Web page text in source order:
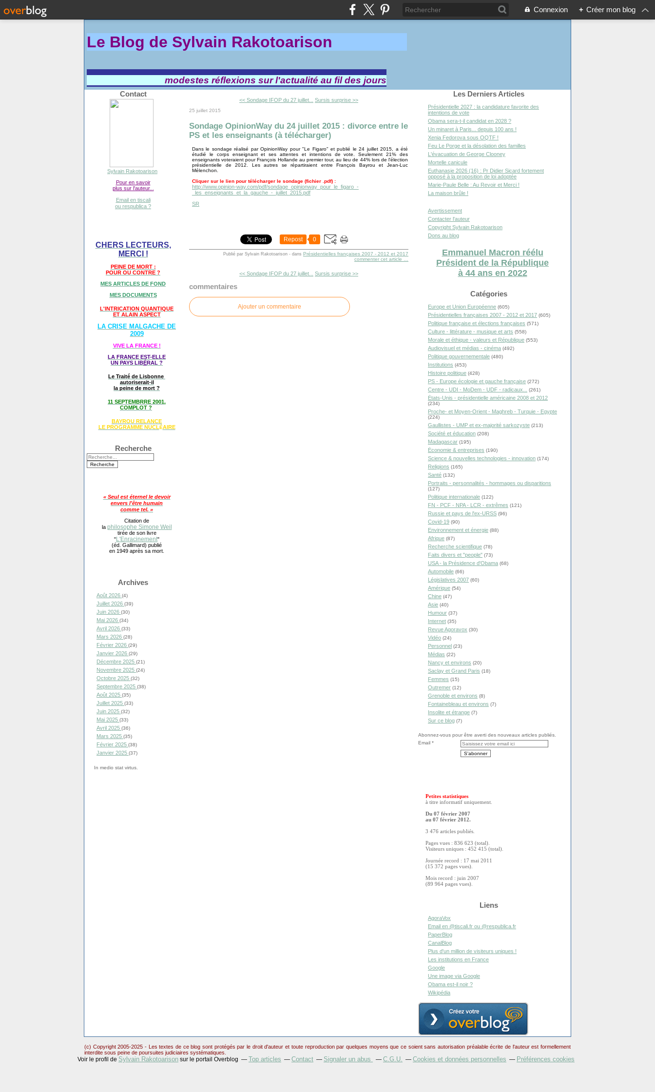
Connexion + Créer mon blog
Le Blog de Sylvain Rakotoarison
modestes réflexions sur l'actualité au fil des jours
Contact
Sylvain Rakotoarison
Pour en savoir
plus sur l'auteur...
Email en tiscali
ou respublica ?
CHERS LECTEURS,
MERCI !
PEINE DE MORT :
POUR OU CONTRE ?
MES ARTICLES DE FOND
MES DOCUMENTS
L'INTRICATION QUANTIQUE
ET ALAIN ASPECT
LA CRISE MALGACHE DE
2009
VIVE LA FRANCE !
LA FRANCE EST-ELLE
UN PAYS LIBÉRAL ?
Le Traité de Lisbonne
autoriserait-il
la peine de mort ?
11 SEPTEMBRRE 2001,
COMPLOT ?
BAYROU RELANCE
LE PROGRAMME NUCLÉAIRE
Recherche
« Seul est éternel le devoir
envers l'être humain
comme tel. »
Citation de
la philosophe Simone Weil
tirée de son livre
"L'Enracinement"
(éd. Gallimard) publié
en 1949 après sa mort.
Archives
Août 2026 (4)
Juillet 2026 (39)
Juin 2026 (30)
Mai 2026 (34)
Avril 2026 (33)
Mars 2026 (28)
Février 2026 (29)
Janvier 2026 (29)
Décembre 2025 (21)
Novembre 2025 (24)
Octobre 2025 (32)
Septembre 2025 (38)
Août 2025 (35)
Juillet 2025 (33)
Juin 2025 (32)
Mai 2025 (33)
Avril 2025 (36)
Mars 2025 (35)
Février 2025 (38)
Janvier 2025 (37)
In medio stat virtus.
<< Sondage IFOP du 27 juillet... Sursis surprise >>
25 juillet 2015
Sondage OpinionWay du 24 juillet 2015 : divorce entre le
PS et les enseignants (à télécharger)
Dans le sondage réalisé par OpinionWay pour "Le Figaro" et publié le 24 juillet 2015, a été
étudié le corps enseignant et ses attentes et intentions de vote. Seulement 21% des
enseignants voteraient pour François Hollande au premier tour, au lieu de 44% lors de l'élection
présidentielle de 2012. Les autres se répartiraient entre François Bayrou et Jean-Luc
Mélenchon.
Cliquer sur le lien pour télécharger le sondage (fichier .pdf) :
http://www.opinion-way.com/pdf/sondage_opinionway_pour_le_figaro_-
_les_enseignants_et_la_gauche_-_juillet_2015.pdf
SR
Repost 0
Publié par Sylvain Rakotoarison - dans Présidentielles françaises 2007 - 2012 et 2017
commenter cet article
<< Sondage IFOP du 27 juillet... Sursis surprise >>
commentaires
Ajouter un commentaire
Les Derniers Articles
Présidentielle 2027 : la candidature favorite des
intentions de vote
Obama sera-t-il candidat en 2028 ?
Un minaret à Paris... depuis 100 ans !
Xenia Fedorova sous OQTF !
Feu Le Porge et la désolation des familles
L'évacuation de George Clooney
Mortelle canicule
Euthanasie 2026 (16) : Pr Didier Sicard fortement
opposé à la proposition de loi adoptée
Marie-Paule Belle : Au Revoir et Merci !
La maison brûle !
Avertissement
Contacter l'auteur
Copyright Sylvain Rakotoarison
Dons au blog
Emmanuel Macron réélu
Président de la République
à 44 ans en 2022
Catégories
Europe et Union Européenne (605)
Présidentielles françaises 2007 - 2012 et 2017 (605)
Politique française et élections françaises (571)
Culture - littérature - musique et arts (558)
Morale et éthique - valeurs et République (553)
Audiovisuel et médias - cinéma (492)
Politique gouvernementale (480)
Institutions (453)
Histoire politique (428)
PS - Europe écologie et gauche française (272)
Centre - UDI - MoDem - UDF - radicaux... (261)
États-Unis - présidentielle américaine 2008 et 2012
(234)
Proche- et Moyen-Orient - Maghreb - Turquie - Egypte
(224)
Gaullistes - UMP et ex-majorité sarkozyste (213)
Société et éducation (208)
Madagascar (195)
Économie & entreprises (190)
Science & nouvelles technologies - innovation (174)
Religions (165)
Santé (132)
Portraits - personnalités - hommages ou disparitions
(127)
Politique internationale (122)
FN - PCF - NPA - LCR - extrêmes (121)
Russie et pays de l'ex-URSS (96)
Covid-19 (90)
Environnement et énergie (88)
Afrique (87)
Recherche scientifique (78)
Faits divers et "people" (73)
USA - la Présidence d'Obama (68)
Automobile (66)
Législatives 2007 (60)
Amérique (54)
Chine (47)
Asie (40)
Humour (37)
Internet (35)
Revue Agoravox (30)
Vidéo (24)
Personnel (23)
Médias (22)
Nancy et environs (20)
Saclay et Grand Paris (18)
Femmes (15)
Outremer (12)
Grenoble et environs (8)
Fontainebleau et environs (7)
Insolite et étrange (7)
Sur ce blog (7)
Abonnez-vous pour être averti des nouveaux articles publiés.
Email
Petites statistiques
à titre informatif uniquement.
Du 07 février 2007
au 07 février 2012.
3 476 articles publiés.
Pages vues : 836 623 (total).
Visiteurs uniques : 452 415 (total).
Journée record : 17 mai 2011
(15 372 pages vues).
Mois record : juin 2007
(89 964 pages vues).
Liens
AgoraVox
Email en @tiscali.fr ou @respublica.fr
PaperBlog
CanalBlog
Plus d'un million de visiteurs uniques !
Les institutions en France
Google
Une image via Google
Obama est-il noir ?
Wikipédia
(c) Copyright 2005-2025 - Les textes de ce blog sont protégés par le droit d'auteur et toute reproduction par quelques moyens que ce soient sans autorisation préalable écrite de l'auteur est formellement
interdite sous peine de poursuites judiciaires systématiques.
Voir le profil de Sylvain Rakotoarison sur le portail Overblog Top articles Contact Signaler un abus C.G.U. Cookies et données personnelles Préférences cookies